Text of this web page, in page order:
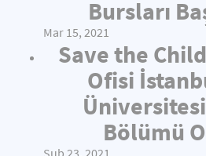
Bursları
Mar 15, 2021
Save the
Ofisi
Bölümü